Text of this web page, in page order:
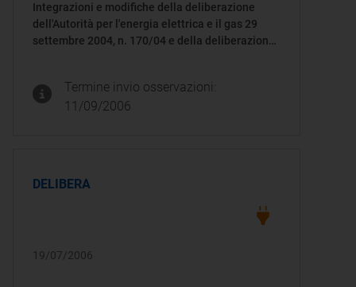
Integrazioni e modifiche della deliberazione
dell'Autorità per l'energia elettrica e il gas 29
settembre 2004, n. 170/04 e della deliberazione
Termine invio osservazioni:
11/09/2006
DELIBERA
19/07/2006